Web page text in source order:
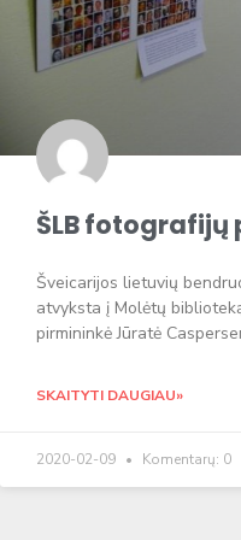
ŠLB
Šveicarijos lietuvių
atvyksta į Molėtų
pirmininkė Jūratė
SKAITYTI DAUGIAU»
2020-02-09 Komentarų: 0